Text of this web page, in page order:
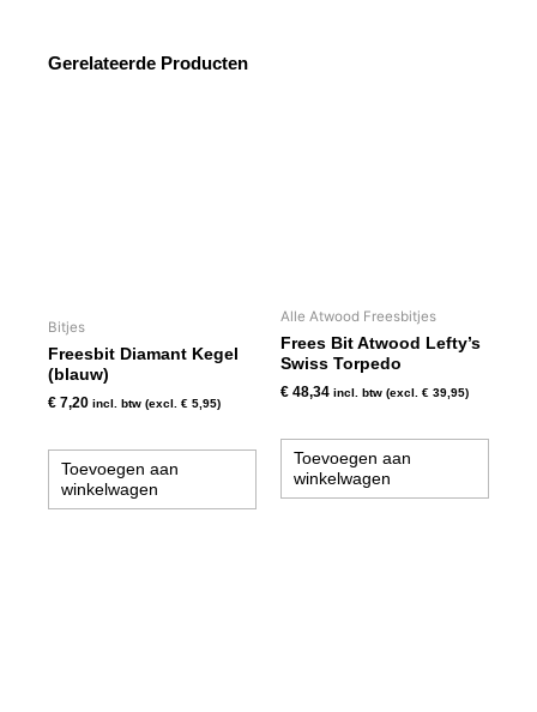
Gerelateerde Producten
Bitjes
Freesbit Diamant Kegel
(blauw)
€ 7,20 incl. btw (excl. € 5,95)
Toevoegen aan
winkelwagen
Alle Atwood Freesbitjes
Frees Bit Atwood Lefty’s
Swiss Torpedo
€ 48,34 incl. btw (excl. € 39,95)
Toevoegen aan
winkelwagen